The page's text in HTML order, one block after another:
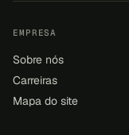
EMPRESA
Sobre nós
Carreiras
Mapa do site